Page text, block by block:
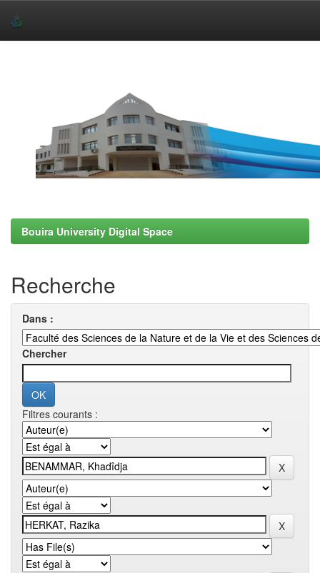
Bouira University Digital Space
Recherche
Dans :
Chercher
Filtres courants :